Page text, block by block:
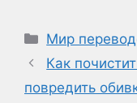
Рубрики
Мир
Как
повредить